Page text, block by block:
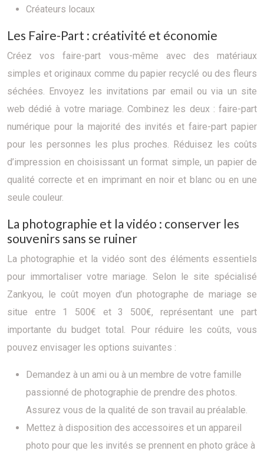
Créateurs locaux
Les Faire-Part : créativité et économie
Créez vos faire-part vous-même avec des matériaux
simples et originaux comme du papier recyclé ou des fleurs
séchées. Envoyez les invitations par email ou via un site
web dédié à votre mariage. Combinez les deux : faire-part
numérique pour la majorité des invités et faire-part papier
pour les personnes les plus proches. Réduisez les coûts
d’impression en choisissant un format simple, un papier de
qualité correcte et en imprimant en noir et blanc ou en une
seule couleur.
La photographie et la vidéo : conserver les
souvenirs sans se ruiner
La photographie et la vidéo sont des éléments essentiels
pour immortaliser votre mariage. Selon le site spécialisé
Zankyou, le coût moyen d’un photographe de mariage se
situe entre 1 500€ et 3 500€, représentant une part
importante du budget total. Pour réduire les coûts, vous
pouvez envisager les options suivantes :
Demandez à un ami ou à un membre de votre famille
passionné de photographie de prendre des photos.
Assurez vous de la qualité de son travail au préalable.
Mettez à disposition des accessoires et un appareil
photo pour que les invités se prennent en photo grâce à